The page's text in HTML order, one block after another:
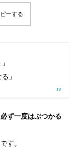
ーする
」
必ず一度はぶつかる
す。